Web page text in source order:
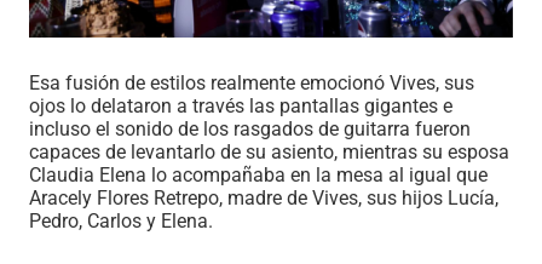
Esa fusión de estilos realmente emocionó Vives, sus
ojos lo delataron a través las pantallas gigantes e
incluso el sonido de los rasgados de guitarra fueron
capaces de levantarlo de su asiento, mientras su esposa
Claudia Elena lo acompañaba en la mesa al igual que
Aracely Flores Retrepo, madre de Vives, sus hijos Lucía,
Pedro, Carlos y Elena.